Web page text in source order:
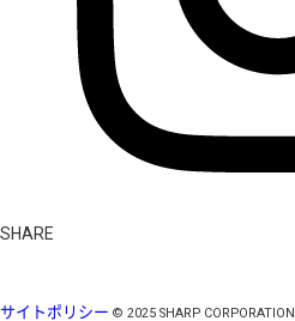
SHARE
サイトポリシー © 2025 SHARP CORPORATION